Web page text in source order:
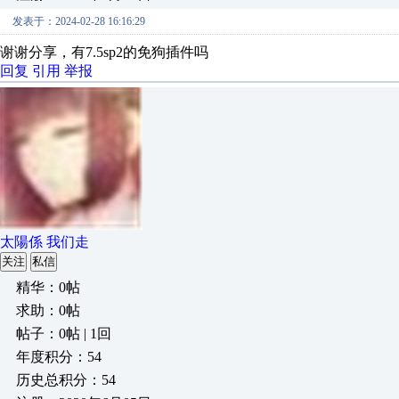
发表于：2024-02-28 16:16:29
谢谢分享，有7.5sp2的免狗插件吗
回复 引用 举报
太陽係 我们走
关注 私信
精华：0帖
求助：0帖
帖子：0帖 | 1回
年度积分：54
历史总积分：54